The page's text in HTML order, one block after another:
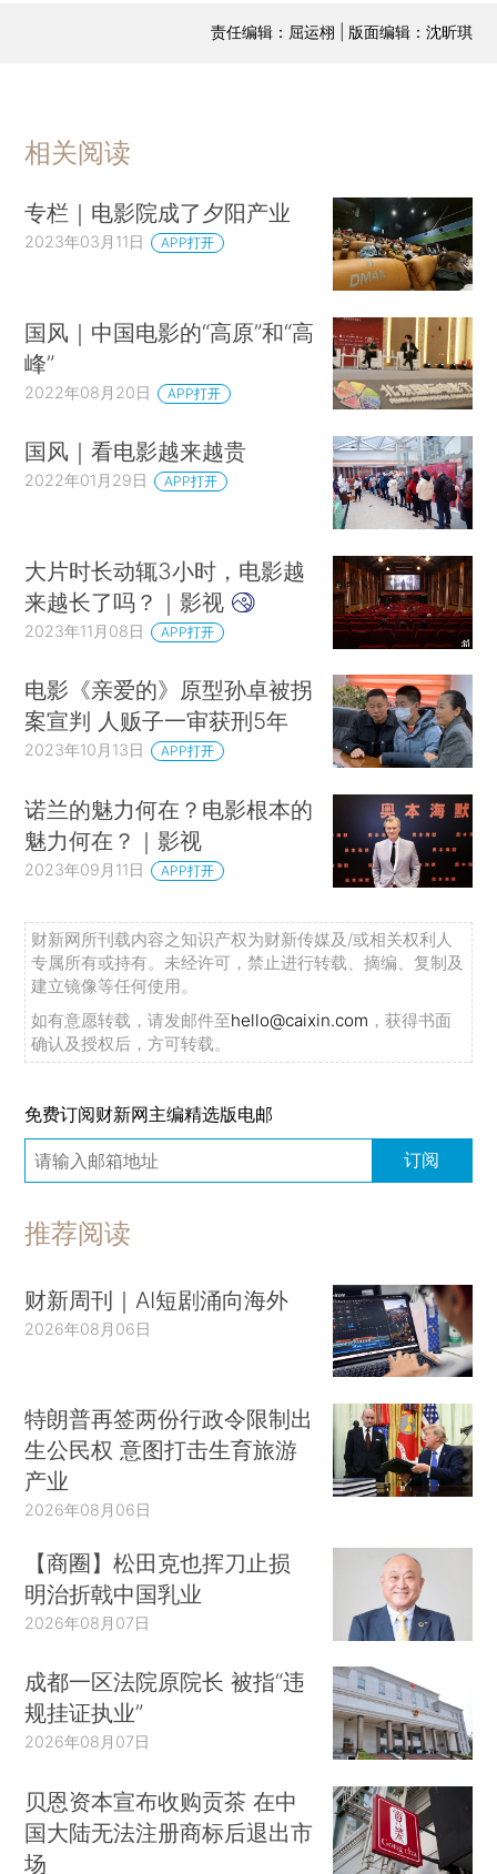
责任编辑：屈运栩 | 版面编辑：沈昕琪
相关阅读
专栏｜电影院成了夕阳产业
2023年03月11日 APP打开
国风｜中国电影的“高原”和“高
峰”
2022年08月20日 APP打开
国风｜看电影越来越贵
2022年01月29日 APP打开
大片时长动辄3小时，电影越
来越长了吗？｜影视
2023年11月08日 APP打开
电影《亲爱的》原型孙卓被拐
案宣判 人贩子一审获刑5年
2023年10月13日 APP打开
诺兰的魅力何在？电影根本的
魅力何在？｜影视
2023年09月11日 APP打开
财新网所刊载内容之知识产权为财新传媒及/或相关权利人
专属所有或持有。未经许可，禁止进行转载、摘编、复制及
建立镜像等任何使用。
如有意愿转载，请发邮件至hello@caixin.com ，获得书面
确认及授权后，方可转载。
免费订阅财新网主编精选版电邮
订阅
推荐阅读
财新周刊｜AI短剧涌向海外
2026年08月06日
特朗普再签两份行政令限制出
生公民权 意图打击生育旅游
产业
2026年08月06日
【商圈】松田克也挥刀止损
明治折戟中国乳业
2026年08月07日
成都一区法院原院长 被指“违
规挂证执业”
2026年08月07日
贝恩资本宣布收购贡茶 在中
国大陆无法注册商标后退出市
场